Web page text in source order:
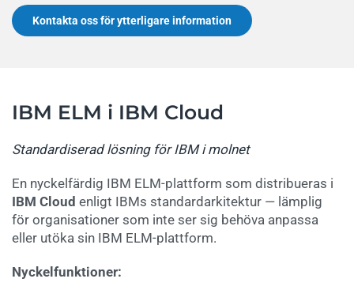
Kontakta oss för ytterligare information
IBM ELM i IBM Cloud
Standardiserad lösning för IBM i molnet
En nyckelfärdig IBM ELM-plattform som distribueras i
IBM Cloud enligt IBMs standardarkitektur — lämplig
för organisationer som inte ser sig behöva anpassa
eller utöka sin IBM ELM-plattform.
Nyckelfunktioner: